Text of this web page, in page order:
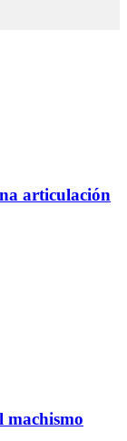
articulación
machismo